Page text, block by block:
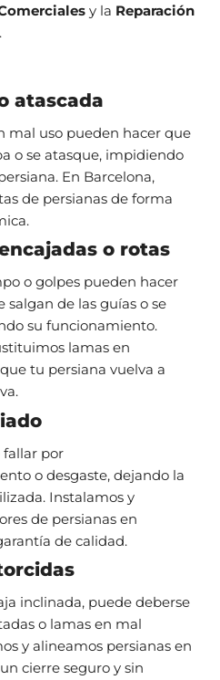
y la Reparación
.
atascada
mal uso pueden hacer que
o se atasque, impidiendo
En Barcelona,
de persianas de forma
o rotas
o golpes pueden hacer
salgan de las guías o se
su funcionamiento.
lamas en
tu persiana vuelva a
por
o desgaste, dejando la
Instalamos y
de persianas en
de calidad.
inclinada, puede deberse
o lamas en mal
y alineamos persianas en
cierre seguro y sin